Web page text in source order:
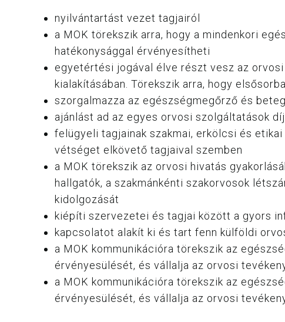
nyilvántartást vezet tagjairól
a MOK törekszik arra, hogy a mindenkori
hatékonysággal érvényesítheti
egyetértési jogával élve részt vesz az
kialakításában. Törekszik arra, hogy
szorgalmazza az egészségmegőrző és
ajánlást ad az egyes orvosi szolgáltatások
felügyeli tagjainak szakmai, erkölcsi és
vétséget elkövető tagjaival szemben
a MOK törekszik az orvosi hivatás
hallgatók, a szakmánkénti szakorvosok
kidolgozását
kiépíti szervezetei és tagjai között a gyors
kapcsolatot alakít ki és tart fenn külföldi
a MOK kommunikációra törekszik az
érvényesülését, és vállalja az orvosi
a MOK kommunikációra törekszik az
érvényesülését, és vállalja az orvosi